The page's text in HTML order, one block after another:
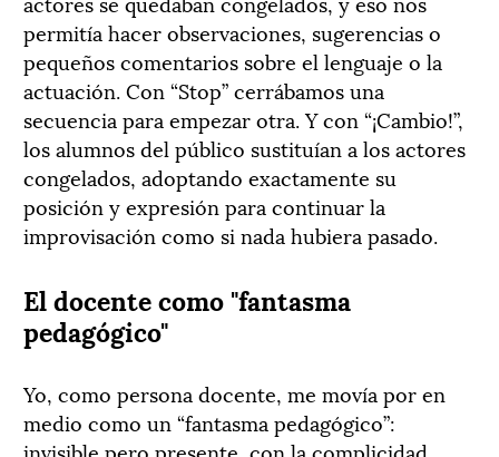
permitía hacer observaciones, sugerencias o
pequeños comentarios sobre el lenguaje o la
actuación. Con “Stop” cerrábamos una
secuencia para empezar otra. Y con “¡Cambio!”,
los alumnos del público sustituían a los actores
congelados, adoptando exactamente su
posición y expresión para continuar la
improvisación como si nada hubiera pasado.
El docente como "fantasma
pedagógico"
Yo, como persona docente, me movía por en
medio como un “fantasma pedagógico”:
invisible pero presente, con la complicidad